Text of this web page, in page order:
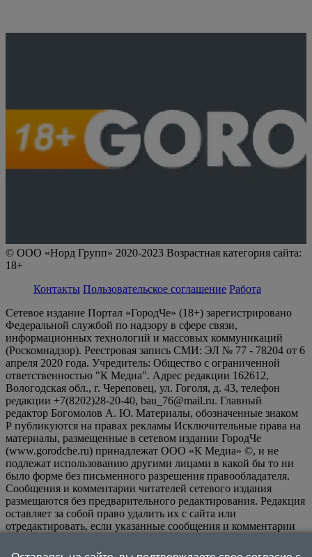
© ООО «Норд Групп» 2020-2023 Возрастная категория сайта:
18+
Контакты Пользовательское соглашение Работа
Сетевое издание Портал «ГородЧе» (18+) зарегистрировано
Федеральной службой по надзору в сфере связи,
информационных технологий и массовых коммуникаций
(Роскомнадзор). Реестровая запись СМИ: ЭЛ № 77 - 78204 от 6
апреля 2020 года. Учредитель: Общество с ограниченной
ответственностью "К Медиа". Адрес редакции 162612,
Вологодская обл., г. Череповец, ул. Гоголя, д. 43, телефон
редакции +7(8202)28-20-40, bau_76@mail.ru. Главный
редактор Богомолов А. Ю. Материалы, обозначенные знаком
Р публикуются на правах рекламы Исключительные права на
материалы, размещенные в сетевом издании ГородЧе
(www.gorodche.ru) принадлежат ООО «К Медиа» ©, и не
подлежат использованию другими лицами в какой бы то ни
было форме без письменного разрешения правообладателя.
Сообщения и комментарии читателей сетевого издания
размещаются без предварительного редактирования. Редакция
оставляет за собой право удалить их с сайта или
отредактировать, если указанные сообщения и комментарии
или нарушением иных требований закона.